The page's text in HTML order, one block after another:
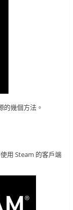
的幾個方法。
用 Steam 的客戶端